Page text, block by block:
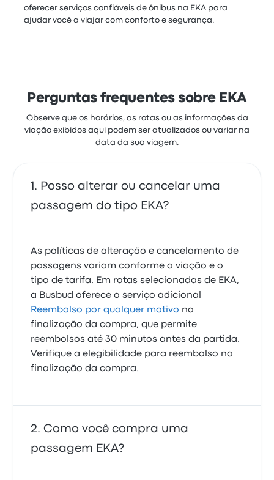
oferecer serviços confiáveis de ônibus na EKA para
ajudar você a viajar com conforto e segurança.
Perguntas frequentes sobre EKA
Observe que os horários, as rotas ou as informações da
viação exibidos aqui podem ser atualizados ou variar na
data da sua viagem.
Posso alterar ou cancelar uma
passagem do tipo EKA?
As políticas de alteração e cancelamento de
passagens variam conforme a viação e o
tipo de tarifa. Em rotas selecionadas de EKA,
a Busbud oferece o serviço adicional
Reembolso por qualquer motivo na
finalização da compra, que permite
reembolsos até 30 minutos antes da partida.
Verifique a elegibilidade para reembolso na
finalização da compra.
Como você compra uma
passagem EKA?